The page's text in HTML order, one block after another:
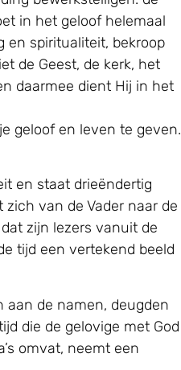
in het geloof helemaal
en spiritualiteit, bekroop
de Geest, de kerk, het
daarmee dient Hij in het
geloof en leven te geven.
en staat drieëndertig
van de Vader naar de
zijn lezers vanuit de
tijd een vertekend beeld
de namen, deugden
die de gelovige met God
omvat, neemt een